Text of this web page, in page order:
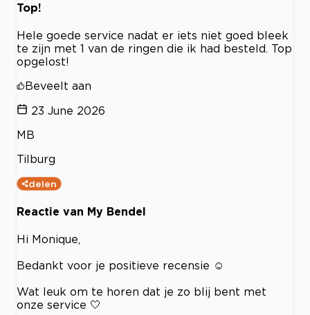
Top!
Hele goede service nadat er iets niet goed bleek
te zijn met 1 van de ringen die ik had besteld. Top
opgelost!
Beveelt aan
23 June 2026
MB
Tilburg
delen
Reactie van My Bendel
Hi Monique,
Bedankt voor je positieve recensie ☺️
Wat leuk om te horen dat je zo blij bent met
onze service 🤍